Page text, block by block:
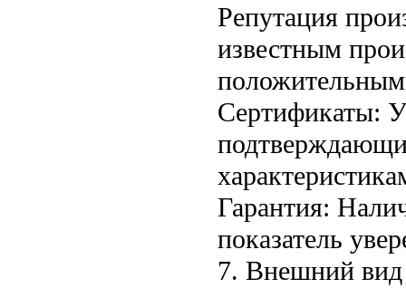
Репутация
известным
Сертификаты:
Гарантия:
показатель
7. Внешний вид